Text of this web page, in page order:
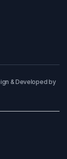
& Developed by